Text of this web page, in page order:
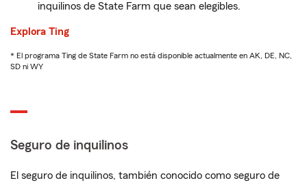
inquilinos de State Farm que sean elegibles.
Explora Ting
* El programa Ting de State Farm no está disponible actualmente en AK, DE, NC,
SD ni WY
Seguro de inquilinos
El seguro de inquilinos, también conocido como seguro de